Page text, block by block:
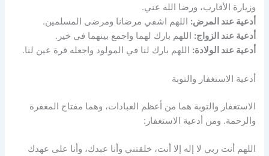
وزيارة الأقارب، ورضا الله عني.
أدعية عند المرض: اللهم اشفي مرضانا ومرضى المسلمين.
أدعية عند الزواج: اللهم بارك لهما واجمع بينهما في خير.
أدعية عند الولادة: اللهم بارك لنا في المولود واجعله قرة عين لنا.
أدعية الاستغفار والتوبة
الاستغفار والتوبة هما من أعظم العبادات، وهما مفتاح المغفرة
والرحمة. ومن أدعية الاستغفار:
اللهم أنت ربي لا إله إلا أنت، خلقتني وأنا عبدك، وأنا على عهدك